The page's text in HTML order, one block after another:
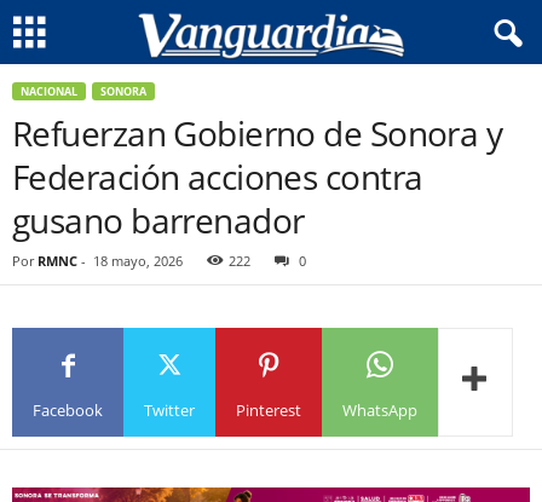
NACIONAL SONORA
Refuerzan Gobierno de Sonora y
Federación acciones contra
gusano barrenador
Por RMNC - 18 mayo, 2026 222 0
Facebook Twitter Pinterest WhatsApp